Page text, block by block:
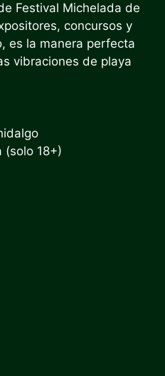
Festival Michelada de
concursos y
es la manera perfecta
vibraciones de playa
(solo 18+)